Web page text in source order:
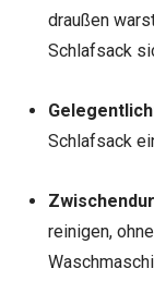
draußen
Schlafsack
Schlafsack
reinigen,